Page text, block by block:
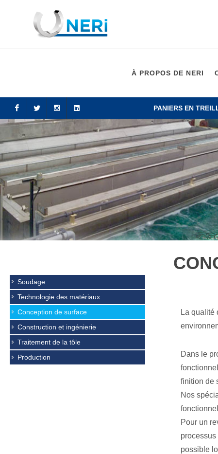
À PROPOS DE NERI
InstagramLinkedIn
PANIERS EN
Soudage
Technologie des matériaux
Conception de surface
Construction et ingénierie
Traitement de la tôle
Production
La qualité
Dans le
finition de
Nos
Pour un
possible